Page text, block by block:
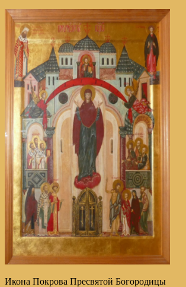
Икона Покрова Пресвятой Богородицы